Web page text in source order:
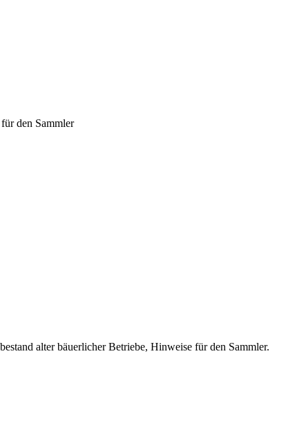
den Sammler
alter bäuerlicher Betriebe, Hinweise für den Sammler.